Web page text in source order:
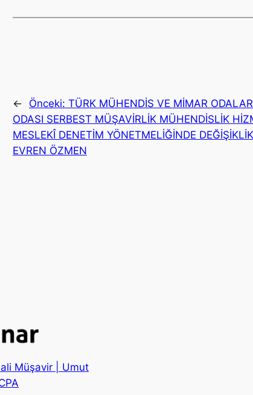
← Önceki: TÜRK MÜHENDİS VE MİMAR
ODASI SERBEST MÜŞAVİRLİK MÜHENDİSLİK
MESLEKÎ DENETİM YÖNETMELİĞİNDE
EVREN ÖZMEN
Müşavir | Umut